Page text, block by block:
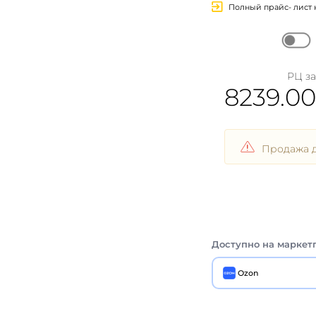
Полный прайс- лист
РЦ
8239.00
Продажа
Доступно на
Ozon